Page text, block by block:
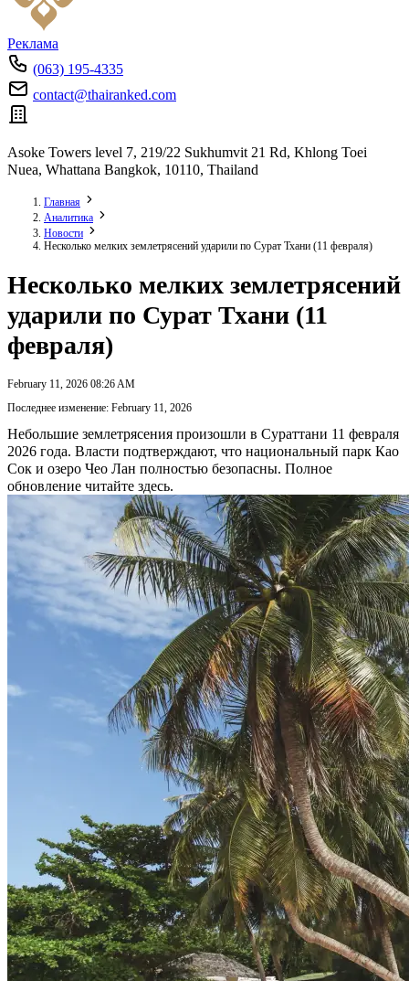
Реклама
(063) 195-4335
contact@thairanked.com
Asoke Towers level 7, 219/22 Sukhumvit 21 Rd, Khlong Toei
Nuea, Whattana Bangkok, 10110, Thailand
Главная
Аналитика
Новости
Несколько мелких землетрясений ударили по Сурат Тхани (11 февраля)
Несколько мелких землетрясений
ударили по Сурат Тхани (11
февраля)
February 11, 2026 08:26 AM
Последнее изменение: February 11, 2026
Небольшие землетрясения произошли в Сураттани 11 февраля
2026 года. Власти подтверждают, что национальный парк Као
Сок и озеро Чео Лан полностью безопасны. Полное
обновление читайте здесь.